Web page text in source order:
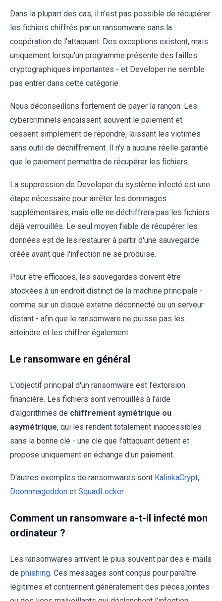
Dans la plupart des cas, il n'est pas possible de récupérer
les fichiers chiffrés par un ransomware sans la
coopération de l'attaquant. Des exceptions existent, mais
uniquement lorsqu'un programme présente des failles
cryptographiques importantes - et Developer ne semble
pas entrer dans cette catégorie.
Nous déconseillons fortement de payer la rançon. Les
cybercriminels encaissent souvent le paiement et
cessent simplement de répondre, laissant les victimes
sans outil de déchiffrement. Il n'y a aucune réelle garantie
que le paiement permettra de récupérer les fichiers.
La suppression de Developer du système infecté est une
étape nécessaire pour arrêter les dommages
supplémentaires, mais elle ne déchiffrera pas les fichiers
déjà verrouillés. Le seul moyen fiable de récupérer les
données est de les restaurer à partir d'une sauvegarde
créée avant que l'infection ne se produise.
Pour être efficaces, les sauvegardes doivent être
stockées à un endroit distinct de la machine principale -
comme sur un disque externe déconnecté ou un serveur
distant - afin que le ransomware ne puisse pas les
atteindre et les chiffrer également.
Le ransomware en général
L'objectif principal d'un ransomware est l'extorsion
financière. Les fichiers sont verrouillés à l'aide
d'algorithmes de chiffrement symétrique ou
asymétrique, qui les rendent totalement inaccessibles
sans la bonne clé - une clé que l'attaquant détient et
propose uniquement en échange d'un paiement.
D'autres exemples de ransomwares sont KalinkaCrypt,
Doommageddon et SquadLocker.
Comment un ransomware a-t-il infecté mon
ordinateur ?
Les ransomwares arrivent le plus souvent par des e-mails
de phishing. Ces messages sont conçus pour paraître
légitimes et contiennent généralement des pièces jointes